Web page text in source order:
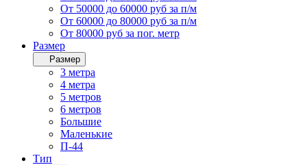
От 50000 до 60000 руб за п/м
От 60000 до 80000 руб за п/м
От 80000 руб за пог. метр
Размер
Размер
3 метра
4 метра
5 метров
6 метров
Большие
Маленькие
П-44
Тип